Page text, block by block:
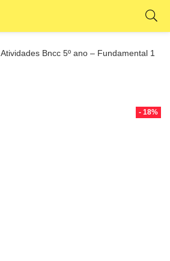
Atividades Bncc 5º ano – Fundamental 1
- 18%